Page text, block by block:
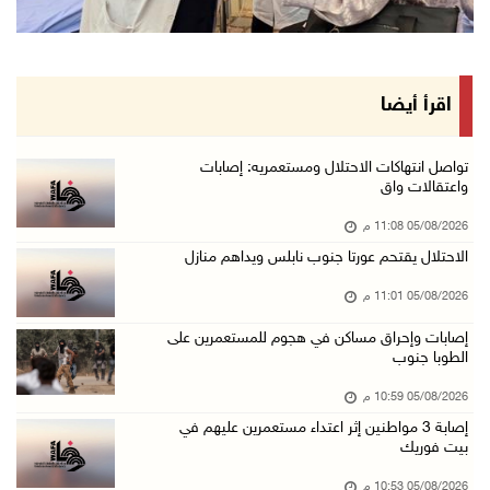
قوات الاحتلال تنصب حاجزا عسكريا شرق بيت لحم
الرئيس يقلد عائلة القائد الوطني الراحل أحمد ع ...
باسم الرئيس: وزير الداخلية يمنح العميد جيسون ...
الاحتلال يقتحم كفر مالك ودير جرير ومستعمرون ي ...
"التربية" تخرج الفوج الأول من مدربي المعلمين ...
05/آب/2026 06:44 م
05/آب/2026 06:43 م
الهلال الأحمر: 8 إصابات إثر اعتداء الاحتلال ...
اقرأ أيضا
تواصل انتهاكات الاحتلال ومستعمريه: إصابات
واعتقالات واق
05/08/2026 11:08 م
الاحتلال يقتحم عورتا جنوب نابلس ويداهم منازل
05/08/2026 11:01 م
إصابات وإحراق مساكن في هجوم للمستعمرين على
الطوبا جنوب
05/08/2026 10:59 م
إصابة 3 مواطنين إثر اعتداء مستعمرين عليهم في
بيت فوريك
05/08/2026 10:53 م